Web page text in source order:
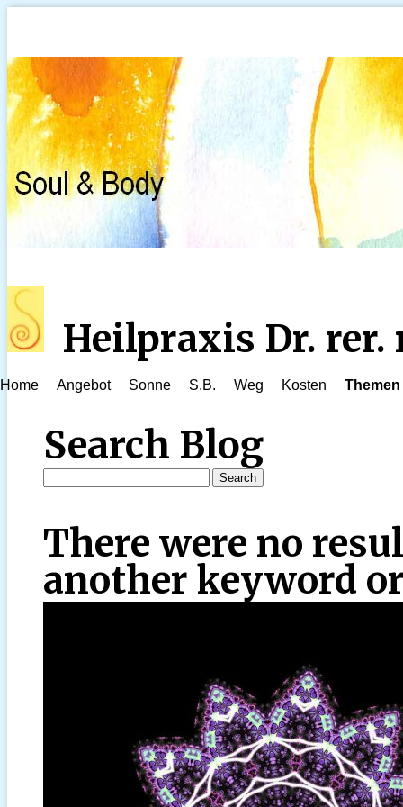
Heilpraxis Dr. rer.
Home Angebot Sonne S.B. Weg Kosten Themen
Search Blog
There were no
another keyword